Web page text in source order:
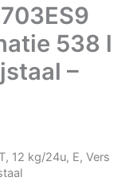
538 l
–
12 kg/24u, E, Vers